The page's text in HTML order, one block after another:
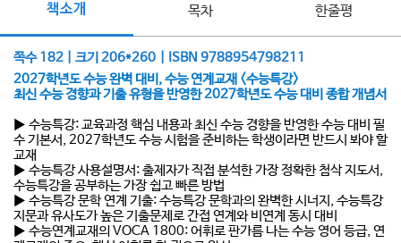
책소개 목차 한줄평
쪽수 182 | 크기 206*260 | ISBN 9788954798211
2027학년도 수능 완벽 대비, 수능 연계교재 <수능특강>
최신 수능 경향과 기출 유형을 반영한 2027학년도 수능 대비 종합 개념서
▶ 수능특강: 교육과정 핵심 내용과 최신 수능 경향을 반영한 수능 대비 필
수 기본서, 2027학년도 수능 시험을 준비하는 학생이라면 반드시 봐야 할
교재
▶ 수능특강 사용설명서: 출제자가 직접 분석한 가장 정확한 첨삭 지도서,
수능특강을 공부하는 가장 쉽고 빠른 방법
▶ 수능특강 문학 연계 기출: 수능특강 문학과의 완벽한 시너지, 수능특강
지문과 유사도가 높은 기출문제로 간접 연계와 비연계 동시 대비
▶ 수능연계교재의 VOCA 1800: 어휘로 판가름 나는 수능 영어 등급, 연